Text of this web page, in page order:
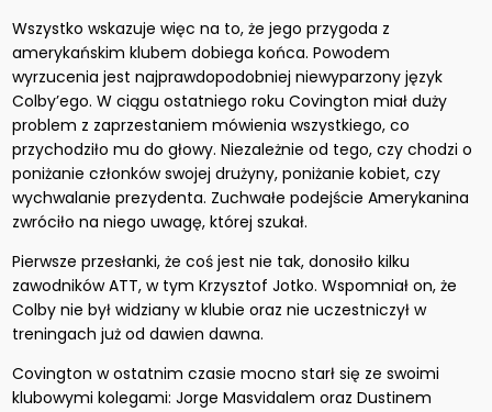
Wszystko wskazuje więc na to, że jego przygoda z
amerykańskim klubem dobiega końca. Powodem
wyrzucenia jest najprawdopodobniej niewyparzony język
Colby’ego. W ciągu ostatniego roku Covington miał duży
problem z zaprzestaniem mówienia wszystkiego, co
przychodziło mu do głowy. Niezależnie od tego, czy chodzi o
poniżanie członków swojej drużyny, poniżanie kobiet, czy
wychwalanie prezydenta. Zuchwałe podejście Amerykanina
zwróciło na niego uwagę, której szukał.
Pierwsze przesłanki, że coś jest nie tak, donosiło kilku
zawodników ATT, w tym Krzysztof Jotko. Wspomniał on, że
Colby nie był widziany w klubie oraz nie uczestniczył w
treningach już od dawien dawna.
Covington w ostatnim czasie mocno starł się ze swoimi
klubowymi kolegami: Jorge Masvidalem oraz Dustinem